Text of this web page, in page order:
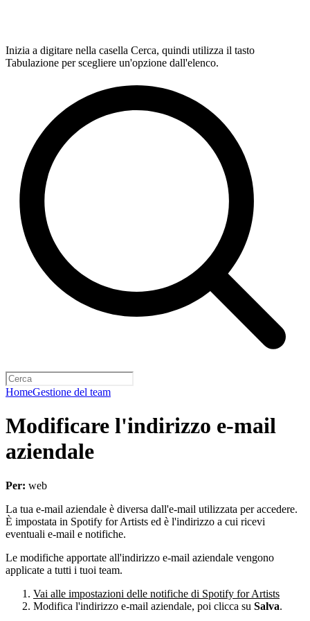
Inizia a digitare nella casella Cerca, quindi utilizza il tasto
Tabulazione per scegliere un'opzione dall'elenco.
HomeGestione del team
Modificare l'indirizzo e-mail
aziendale
Per: web
La tua e-mail aziendale è diversa dall'e-mail utilizzata per accedere.
È impostata in Spotify for Artists ed è l'indirizzo a cui ricevi
eventuali e-mail e notifiche.
Le modifiche apportate all'indirizzo e-mail aziendale vengono
applicate a tutti i tuoi team.
Vai alle impostazioni delle notifiche di Spotify for Artists
Modifica l'indirizzo e-mail aziendale, poi clicca su Salva.